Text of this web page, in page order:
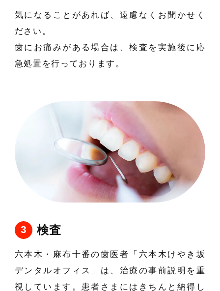
気になることがあれば、遠慮なくお聞かせく
ださい。
歯にお痛みがある場合は、検査を実施後に応
急処置を行っております。
検査
六本木・麻布十番の歯医者「六本木けやき坂
デンタルオフィス」は、治療の事前説明を重
視しています。患者さまにはきちんと納得し